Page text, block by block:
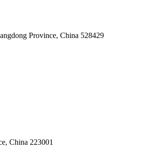
Province, China 528429
China 223001